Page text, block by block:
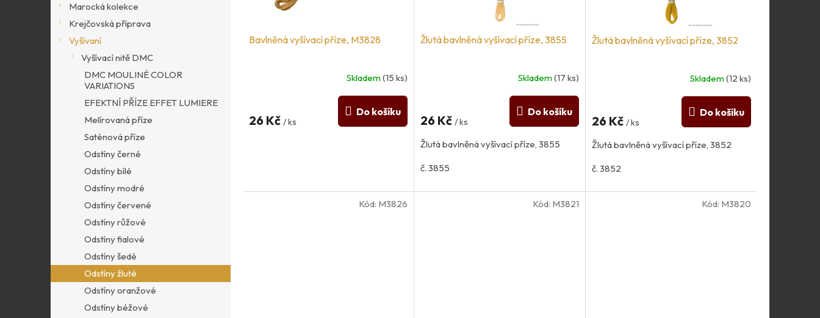
Marocká kolekce
Krejčovská příprava
Vyšívaní
Vyšívací nitě DMC
DMC MOULINÉ COLOR
VARIATIONS
EFEKTNÍ PŘÍZE EFFET LUMIERE
Melírovaná příze
Saténová příze
Odstíny černé
Odstíny bílé
Odstíny modré
Odstíny červené
Odstíny růžové
Odstíny fialové
Odstíny šedé
Odstíny žluté
Odstíny oranžové
Odstíny béžové
Bavlněná vyšívací příze, M3828
Skladem(15 ks)
26 Kč / ks
Do košíku
Žlutá bavlněná vyšívací příze, 3855
Skladem(17 ks)
26 Kč / ks
Do košíku
Žlutá bavlněná vyšívací příze, 3855
č. 3855
Žlutá bavlněná vyšívací příze, 3852
Skladem(12 ks)
26 Kč / ks
Do košíku
Žlutá bavlněná vyšívací příze, 3852
č. 3852
Kód: M3826 Kód: M3821 Kód: M3820